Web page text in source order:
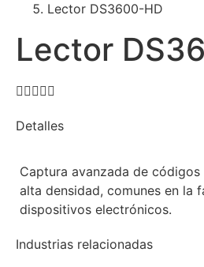
Lector DS3600-HD
Lector

Detalles
Captura avanzada de
alta densidad, comunes en la
dispositivos electrónicos.
Industrias relacionadas